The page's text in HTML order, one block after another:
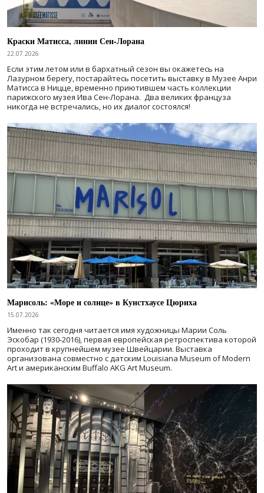
Краски Матисса, линии Сен-Лорана
22.07.2026
Если этим летом или в бархатный сезон вы окажетесь на
Лазурном берегу, постарайтесь посетить выставку в Музее Анри
Матисса в Ницце, временно приютившем часть коллекции
парижского музея Ива Сен-Лорана. Два великих француза
никогда не встречались, но их диалог состоялся!
Марисоль: «Море и солнце» в Кунстхаусе Цюриха
15.07.2026
Именно так сегодня читается имя художницы Марии Соль
Эскобар (1930-2016), первая европейская ретроспектива которой
проходит в крупнейшем музее Швейцарии. Выставка
организована совместно с датским Louisiana Museum of Modern
Art и американским Buffalo AKG Art Museum.